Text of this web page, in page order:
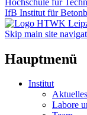
IfB Institut für
Skip main site
Hauptmenü
Institut
Aktuelles
Labore